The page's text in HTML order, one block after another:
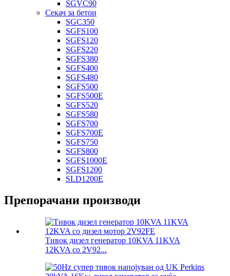
SGVC90
Секач за бетон
SGC350
SGFS100
SGFS120
SGFS220
SGFS380
SGFS400
SGFS480
SGFS500
SGFS500E
SGFS520
SGFS580
SGFS700
SGFS700E
SGFS750
SGFS800
SGFS1000E
SGFS1200
SLD1200E
Препорачани производи
Тивок дизел генератор 10KVA 11KVA
12KVA со 2V92...